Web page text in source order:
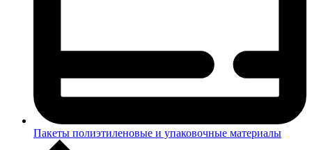
Пакеты полиэтиленовые и упаковочные материалы